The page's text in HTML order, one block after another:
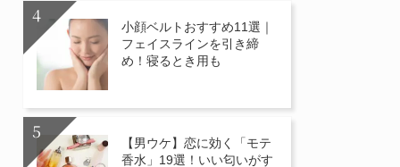
小顔ベルトおすすめ11選｜
フェイスラインを引き締
め！寝るとき用も
【男ウケ】恋に効く「モテ
香水」19選！いい匂いがす